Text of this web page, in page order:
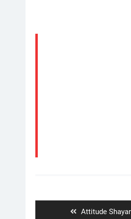
Previous
Attitude